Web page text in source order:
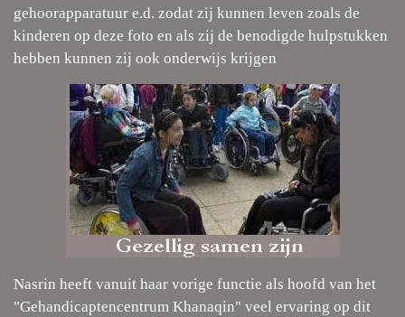
gehoorapparatuur e.d. zodat zij kunnen leven zoals de
kinderen op deze foto en als zij de benodigde hulpstukken
hebben kunnen zij ook onderwijs krijgen
Nasrin heeft vanuit haar vorige functie als hoofd van het
"Gehandicaptencentrum Khanaqin" veel ervaring op dit